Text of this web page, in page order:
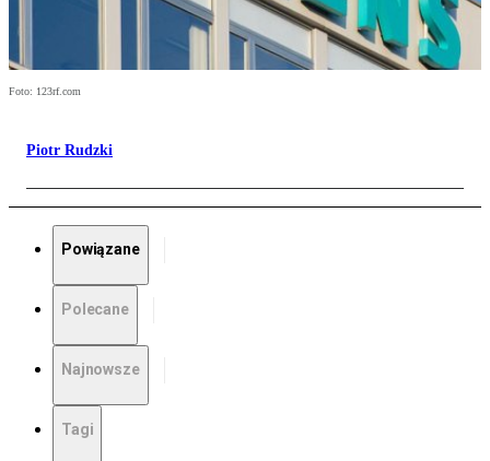
Foto: 123rf.com
Piotr Rudzki
Powiązane
Polecane
Najnowsze
Tagi